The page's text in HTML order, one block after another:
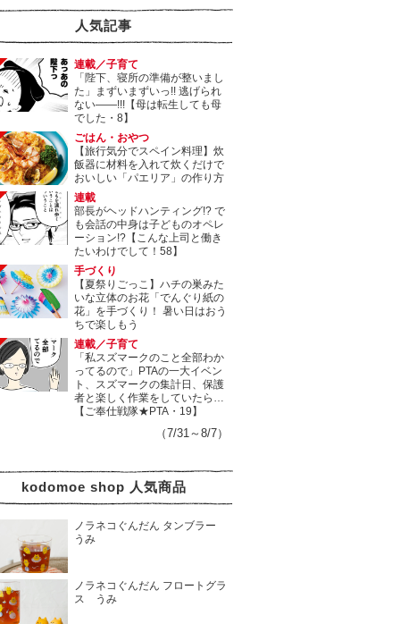
人気記事
連載／子育て
「陛下、寝所の準備が整いまし
た」まずいまずいっ!! 逃げられ
ない――!!!【母は転生しても母
でした・8】
ごはん・おやつ
【旅行気分でスペイン料理】炊
飯器に材料を入れて炊くだけで
おいしい「パエリア」の作り方
連載
部長がヘッドハンティング!? で
も会話の中身は子どものオペレ
ーション!?【こんな上司と働き
たいわけでして！58】
手づくり
【夏祭りごっこ】ハチの巣みた
いな立体のお花「でんぐり紙の
花」を手づくり！ 暑い日はおう
ちで楽しもう
連載／子育て
「私スズマークのこと全部わか
ってるので」PTAの一大イベン
ト、スズマークの集計日、保護
者と楽しく作業をしていたら…
【ご奉仕戦隊★PTA・19】
（7/31～8/7）
kodomoe shop 人気商品
ノラネコぐんだん タンブラー
うみ
ノラネコぐんだん フロートグラ
ス うみ